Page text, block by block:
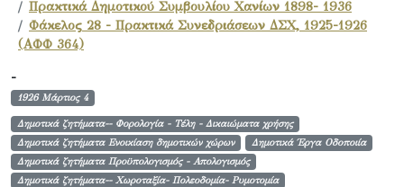
Πρακτικά Δημοτικού Συμβουλίου Χανίων 1898- 1936
Φάκελος 28 - Πρακτικά Συνεδριάσεων ΔΣΧ, 1925-1926
(ΑΦΦ 364)
-
1926 Μάρτιος 4
Δημοτικά ζητήματα-- Φορολογία - Τέλη - Δικαιώματα χρήσης
Δημοτικά ζητήματα Ενοικίαση δημοτικών χώρων
Δημοτικά Έργα Οδοποιία
Δημοτικά ζητήματα Προϋπολογισμός - Απολογισμός
Δημοτικά ζητήματα-- Χωροταξία- Πολεοδομία- Ρυμοτομία